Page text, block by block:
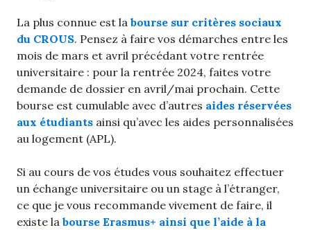
La plus connue est la bourse sur critères sociaux
du CROUS. Pensez à faire vos démarches entre les
mois de mars et avril précédant votre rentrée
universitaire : pour la rentrée 2024, faites votre
demande de dossier en avril/mai prochain. Cette
bourse est cumulable avec d’autres aides réservées
aux étudiants ainsi qu’avec les aides personnalisées
au logement (APL).
Si au cours de vos études vous souhaitez effectuer
un échange universitaire ou un stage à l’étranger,
ce que je vous recommande vivement de faire, il
existe la bourse Erasmus+ ainsi que l’aide à la